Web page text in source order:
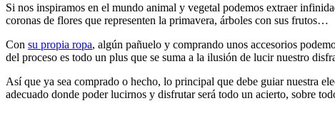
Si nos inspiramos en el mundo animal y vegetal podemos extraer
coronas de flores que representen la primavera, árboles con sus frutos…
Con su propia ropa, algún pañuelo y comprando unos accesorios
del proceso es todo un plus que se suma a la ilusión de lucir nuestro
Así que ya sea comprado o hecho, lo principal que debe guiar nuestra
adecuado donde poder lucirnos y disfrutar será todo un acierto, sobre